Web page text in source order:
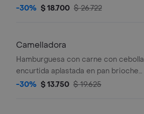
costilla ahumada en pan brioche,
-30% $ 18.700 $ 26.722
Camelladora
Hamburguesa con carne con cebolla
encurtida aplastada en pan brioche
con queso americano, pepinillo y
-30% $ 13.750 $ 19.625